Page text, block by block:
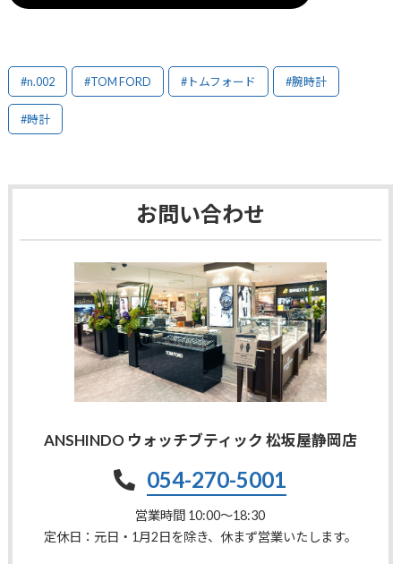
#n.002 #TOM FORD #トムフォード #腕時計
#時計
お問い合わせ
ANSHINDO ウォッチブティック 松坂屋静岡店
054-270-5001
営業時間 10:00〜18:30
定休日：元日・1月2日を除き、休まず営業いたします。